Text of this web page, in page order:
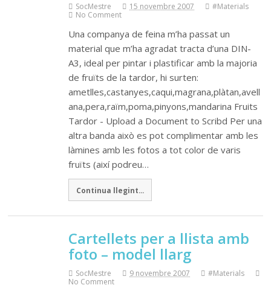
SocMestre 15 novembre 2007
#Materials
No Comment
Una companya de feina m’ha passat un
material que m’ha agradat tracta d’una DIN-
A3, ideal per pintar i plastificar amb la majoria
de fruïts de la tardor, hi surten:
ametlles,castanyes,caqui,magrana,plàtan,avell
ana,pera,raïm,poma,pinyons,mandarina Fruits
Tardor - Upload a Document to Scribd Per una
altra banda això es pot complimentar amb les
làmines amb les fotos a tot color de varis
fruïts (així podreu…
Continua llegint...
Cartellets per a llista amb
foto – model llarg
SocMestre 9 novembre 2007
#Materials
No Comment